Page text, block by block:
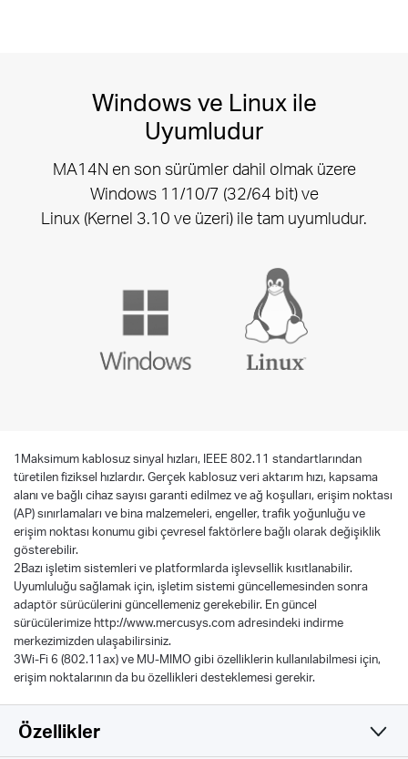
Windows ve Linux ile
Uyumludur
MA14N en son sürümler dahil olmak üzere
Windows 11/10/7 (32/64 bit)ve
Linux (Kernel 3.10 ve üzeri) ile tam uyumludur.
1Maksimum kablosuz sinyal hızları, IEEE 802.11 standartlarından
türetilen fiziksel hızlardır. Gerçek kablosuz veri aktarım hızı, kapsama
alanı ve bağlı cihaz sayısı garanti edilmez ve ağ koşulları, erişim noktası
(AP) sınırlamaları ve bina malzemeleri, engeller, trafik yoğunluğu ve
erişim noktası konumu gibi çevresel faktörlere bağlı olarak değişiklik
gösterebilir.
2Bazı işletim sistemleri ve platformlarda işlevsellik kısıtlanabilir.
Uyumluluğu sağlamak için, işletim sistemi güncellemesinden sonra
adaptör sürücülerini güncellemeniz gerekebilir. En güncel
sürücülerimize http://www.mercusys.com adresindeki indirme
merkezimizden ulaşabilirsiniz.
3Wi-Fi 6 (802.11ax) ve MU-MIMO gibi özelliklerin kullanılabilmesi için,
erişim noktalarının da bu özellikleri desteklemesi gerekir.
Özellikler